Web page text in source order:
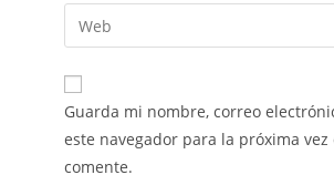
Guarda mi nombre, correo
este navegador para la próxima vez
comente.